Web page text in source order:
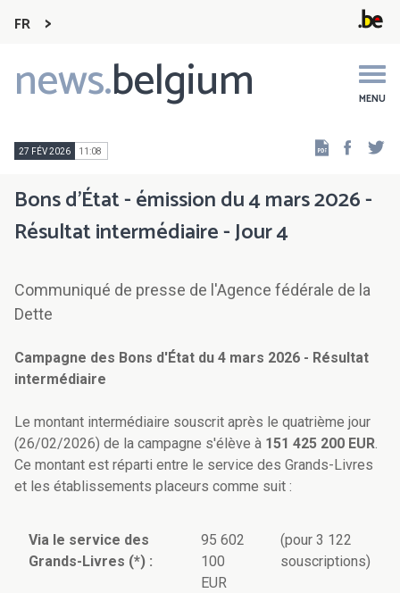
FR
news.belgium MENU
Main
navigation
27 FÉV 2026 11:08
Bons d'État - émission du 4 mars 2026 -
Résultat intermédiaire - Jour 4
Communiqué de presse de l'Agence fédérale de la
Dette
Campagne des Bons d'État du 4 mars 2026 - Résultat
intermédiaire
Le montant intermédiaire souscrit après le quatrième jour
(26/02/2026) de la campagne s'élève à 151 425 200 EUR.
Ce montant est réparti entre le service des Grands-Livres
et les établissements placeurs comme suit :
Via le service des
Grands-Livres (*) :
95 602
100
EUR
(pour 3 122
souscriptions)